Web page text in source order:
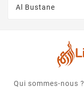
Al Bustane
Qui sommes-nous